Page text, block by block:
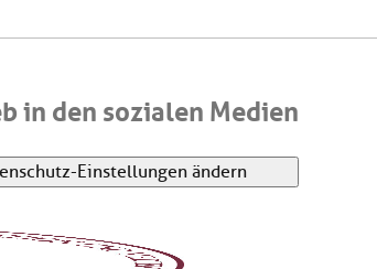
in den sozialen Medien
Einstellungen ändern